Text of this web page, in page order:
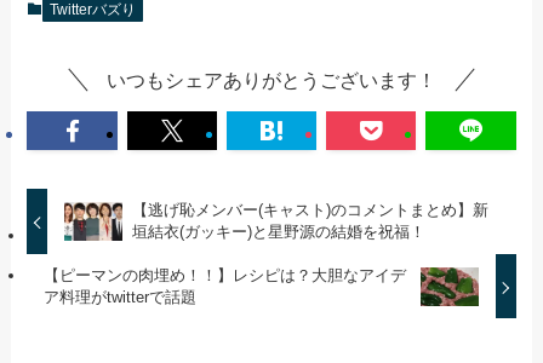
Twitterバズり
いつもシェアありがとうございます！
【逃げ恥メンバー(キャスト)のコメントまとめ】新
垣結衣(ガッキー)と星野源の結婚を祝福！
【ピーマンの肉埋め！！】レシピは？大胆なアイデ
ア料理がtwitterで話題